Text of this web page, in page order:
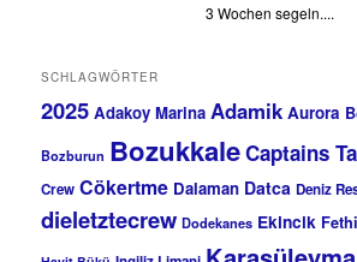
3 Wochen segeln....
SCHLAGWÖRTER
2025 Adakoy Marina Adamik Aurora
Bozburun BozukkaleCaptains
Crew Cökertme Dalaman Datca Deniz
dieletztecrew Dodekanes Ekincik